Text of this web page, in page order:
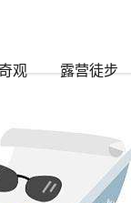
观 露营徒步